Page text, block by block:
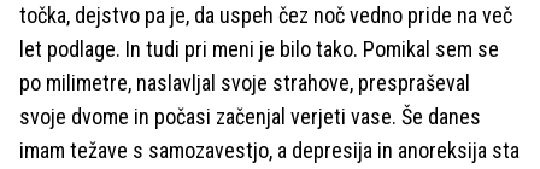
točka, dejstvo pa je, da uspeh čez noč vedno pride na več
let podlage. In tudi pri meni je bilo tako. Pomikal sem se
po milimetre, naslavljal svoje strahove, prespraševal
svoje dvome in počasi začenjal verjeti vase. Še danes
imam težave s samozavestjo, a depresija in anoreksija sta